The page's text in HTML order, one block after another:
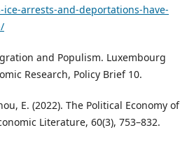
arrests-and-deportations-have-
and Populism. Luxembourg
Research, Policy Brief 10.
E. (2022). The Political Economy of
Literature, 60(3), 753–832.